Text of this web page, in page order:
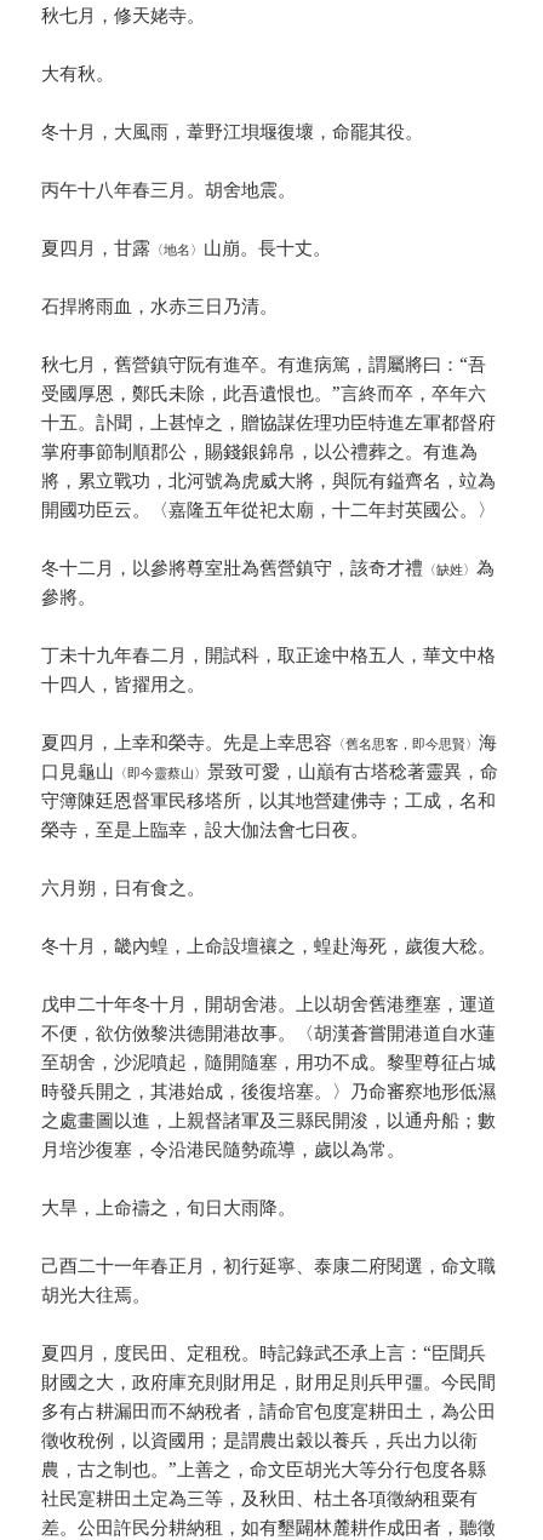
秋七月，修天姥寺。
大有秋。
冬十月，大風雨，葦野江垻堰復壞，命罷其役。
丙午十八年春三月。胡舍地震。
夏四月，甘露 〈地名〉 山崩。長十丈。
石捍將雨血，水赤三日乃清。
秋七月，舊營鎮守阮有進卒。有進病篤，謂屬將曰：“吾
受國厚恩，鄭氏未除，此吾遺恨也。”言終而卒，卒年六
十五。訃聞，上甚悼之，贈協謀佐理功臣特進左軍都督府
掌府事節制順郡公，賜錢銀錦帛，以公禮葬之。有進為
將，累立戰功，北河號為虎威大將，與阮有鎰齊名，竝為
開國功臣云。〈嘉隆五年從祀太廟，十二年封英國公。〉
冬十二月，以參將尊室壯為舊營鎮守，該奇才禮 〈缺姓〉為
參將。
丁未十九年春二月，開試科，取正途中格五人，華文中格
十四人，皆擢用之。
夏四月，上幸和榮寺。先是上幸思容 〈舊名思客，即今思賢〉海
口見龜山 〈即今靈蔡山〉景致可愛，山巔有古塔稔著靈異，命
守簿陳廷恩督軍民移塔所，以其地營建佛寺；工成，名和
榮寺，至是上臨幸，設大伽法會七日夜。
六月朔，日有食之。
冬十月，畿內蝗，上命設壇禳之，蝗赴海死，歲復大稔。
戊申二十年冬十月，開胡舍港。上以胡舍舊港壅塞，運道
不便，欲仿傚黎洪德開港故事。〈胡漢蒼嘗開港道自水蓮
至胡舍，沙泥噴起，隨開隨塞，用功不成。黎聖尊征占城
時發兵開之，其港始成，後復培塞。〉乃命審察地形低濕
之處畫圖以進，上親督諸軍及三縣民開浚，以通舟船；數
月培沙復塞，令沿港民隨勢疏導，歲以為常。
大旱，上命禱之，旬日大雨降。
己酉二十一年春正月，初行延寧、泰康二府閱選，命文職
胡光大往焉。
夏四月，度民田、定租稅。時記錄武丕承上言：“臣聞兵
財國之大，政府庫充則財用足，財用足則兵甲彊。今民間
多有占耕漏田而不納稅者，請命官包度寔耕田土，為公田
徵收稅例，以資國用；是謂農出穀以養兵，兵出力以衛
農，古之制也。”上善之，命文臣胡光大等分行包度各縣
社民寔耕田土定為三等，及秋田、枯土各項徵納租粟有
差。公田許民分耕納租，如有墾闢林麓耕作成田者，聽徵